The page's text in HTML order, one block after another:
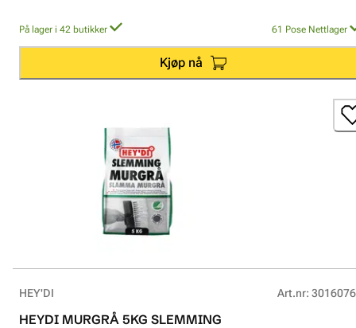
På lager i 42 butikker 61 Pose Nettlager
Kjøp nå
HEY'DI Art.nr:
HEYDI MURGRÅ 5KG SLEMMING